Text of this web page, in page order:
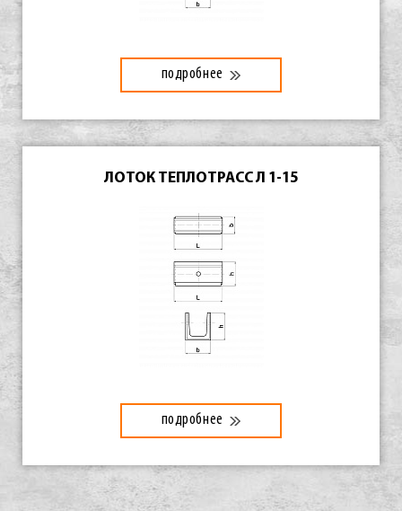
подробнее
ЛОТОК ТЕПЛОТРАСС Л 1-15
подробнее